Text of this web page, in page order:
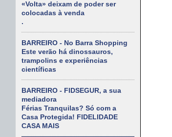
«Volta» deixam de poder ser
colocadas à venda
.
BARREIRO - No Barra Shopping
Este verão há dinossauros,
trampolins e experiências
científicas
BARREIRO - FIDSEGUR, a sua
mediadora
Férias Tranquilas? Só com a
Casa Protegida! FIDELIDADE
CASA MAIS